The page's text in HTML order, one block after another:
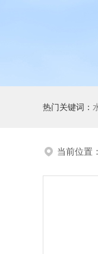
热门关键词：
当前位置：